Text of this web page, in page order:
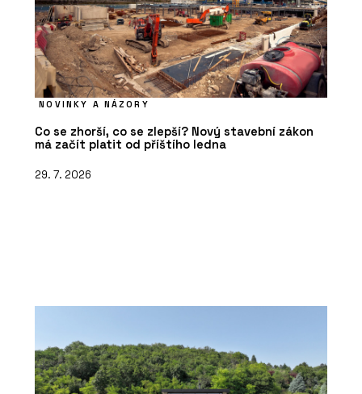
NOVINKY A NÁZORY
Co se zhorší, co se zlepší? Nový stavební zákon
má začít platit od příštího ledna
29. 7. 2026